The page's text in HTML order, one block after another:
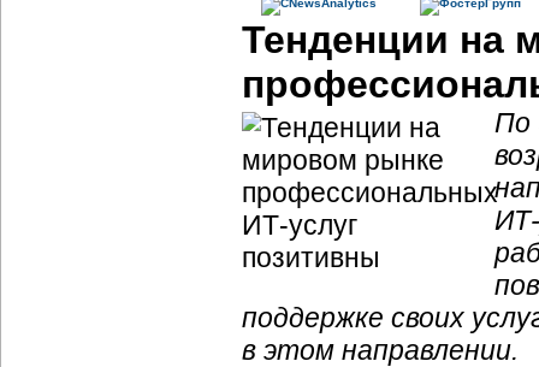
Тенденции на
По
поддержке своих
в этом направлении.